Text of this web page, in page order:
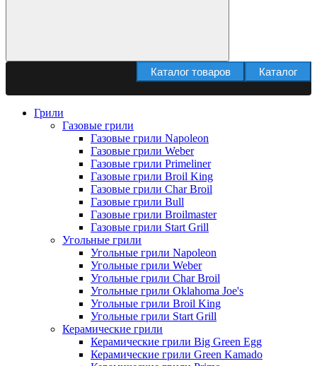
Каталог
Каталог товаров
Грили
Газовые грили
Газовые грили Napoleon
Газовые грили Weber
Газовые грили Primeliner
Газовые грили Broil King
Газовые грили Char Broil
Газовые грили Bull
Газовые грили Broilmaster
Газовые грили Start Grill
Угольные грили
Угольные грили Napoleon
Угольные грили Weber
Угольные грили Char Broil
Угольные грили Oklahoma Joe's
Угольные грили Broil King
Угольные грили Start Grill
Керамические грили
Керамические грили Big Green Egg
Керамические грили Green Kamado